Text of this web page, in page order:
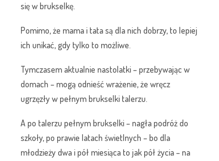
się w brukselkę.
Pomimo, że mama i tata są dla nich dobrzy, to lepiej
ich unikać, gdy tylko to możliwe.
Tymczasem aktualnie nastolatki – przebywając w
domach – mogą odnieść wrażenie, że wręcz
ugrzęzły w pełnym brukselki talerzu.
A po talerzu pełnym brukselki – nagła podróż do
szkoły, po prawie latach świetlnych – bo dla
młodzieży dwa i pół miesiąca to jak pół życia – na